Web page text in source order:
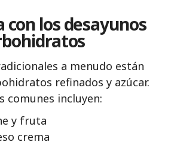
con los desayunos
a menudo están
refinados y azúcar.
comunes incluyen:
y fruta
crema